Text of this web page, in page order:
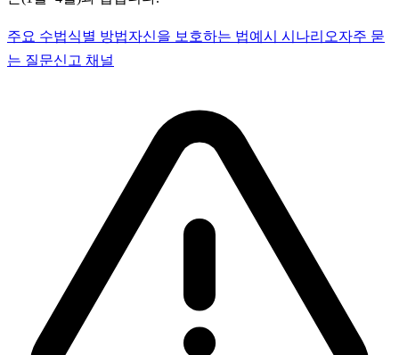
주요 수법식별 방법자신을 보호하는 법예시 시나리오자주 묻
는 질문신고 채널